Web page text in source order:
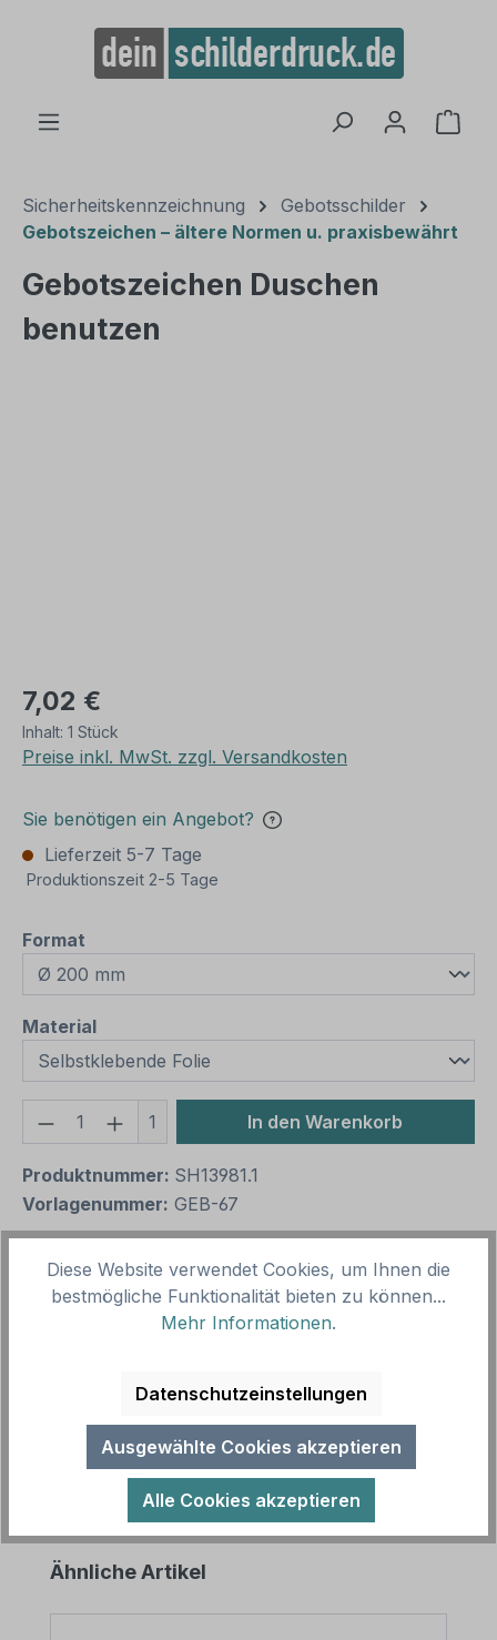
springen
Sicherheitskennzeichnung
Gebotsschilder
Gebotszeichen – ältere Normen u. praxisbewährt
Gebotszeichen Duschen
benutzen
7,02 €
Inhalt: 1 Stück
Preise inkl. MwSt. zzgl. Versandkosten
Sie benötigen ein Angebot?
Lieferzeit 5-7 Tage
Produktionszeit 2-5 Tage
Format
Materialauswählen
Produkt Anzahl: Gib den
1 In den Warenkorb
Produktnummer: SH13981.1
Vorlagenummer: GEB-67
Beschreibung
Gebotszeichen Duschen benutzen Merkmale des
Produktgalerie überspringen
Ähnliche Artikel
Diese Website verwendet Cookies, um Ihnen die
bestmögliche Funktionalität bieten zu können...
Mehr Informationen.
Datenschutzeinstellungen
Ausgewählte Cookies akzeptieren
Alle Cookies akzeptieren